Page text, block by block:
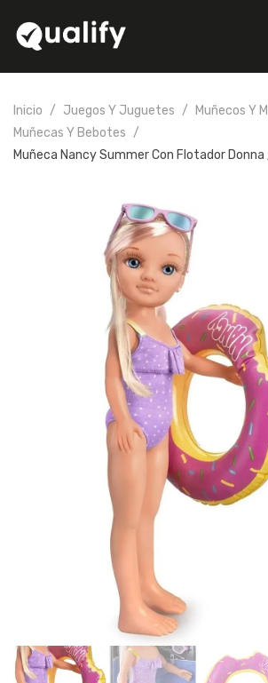
Inicio Juegos Y Juguetes
Muñecos Y
Muñecas Y Bebotes
Muñeca Nancy Summer Con Flotador